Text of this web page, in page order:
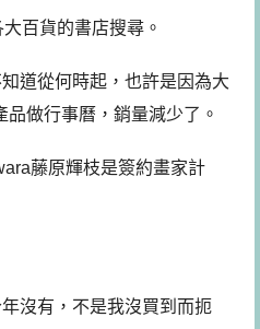
百貨的書店搜尋。
道從何時起，也許是因為大
做行事曆，銷量減少了。
藤原輝枝是簽約畫家計
沒有，不是我沒買到而扼